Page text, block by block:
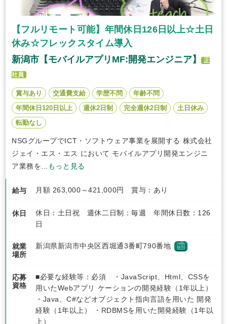
【フルリモート可能】年間休日126日以上☆土日
休み☆フレックスタイム導入
新潟市【モバイルアプリMF:開発エンジニア】
正
社員
賞与あり 交通費支給 学歴不問
年齢不問
年間休日120日以上
週休2日制 完全週休2日制
土日休み
転勤なし
NSGグループでICT・ソフトウェア事業を展開する 株式会社
ジェイ・エス・エス において モバイルアプリ開発エンジニ
ア業務を...
もっと見る
給与 月額 263,000～421,000円 賞与：あり
休日
休日：土日祝 週休二日制：毎週 年間休日数：126
日
就業
場所
新潟県新潟市中央区西堀通3番町790番地
応募
資格
■必要な経験等：必須 ・JavaScript、Html、CSSを
用いたWebアプリ ケーションの開発経験（1年以上）
・Java、C#などオブジェクト指向言語を用いた 開発
経験（1年以上） ・RDBMSを用いた開発経験（1年以
上）